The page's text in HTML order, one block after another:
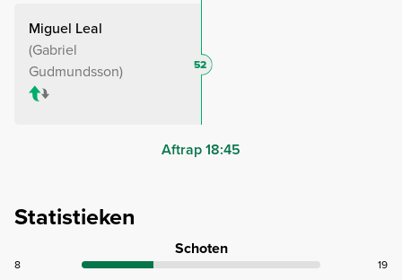
Miguel Leal
Gabriel
Gudmundsson
52
Aftrap 18:45
Statistieken
Schoten
8 19